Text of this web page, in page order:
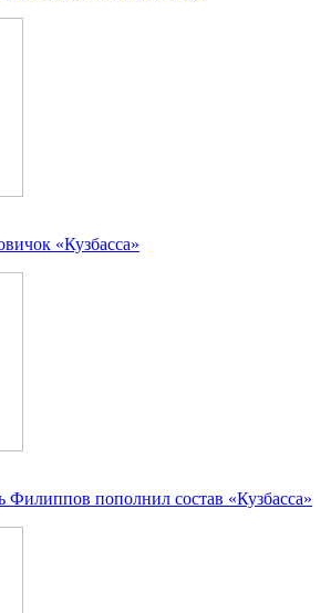
«Кузбасса»
пополнил состав «Кузбасса»